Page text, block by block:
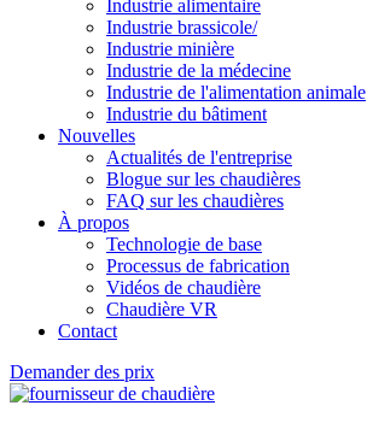
Industrie alimentaire
Industrie brassicole/
Industrie minière
Industrie de la médecine
Industrie de l'alimentation animale
Industrie du bâtiment
Nouvelles
Actualités de l'entreprise
Blogue sur les chaudières
FAQ sur les chaudières
À propos
Technologie de base
Processus de fabrication
Vidéos de chaudière
Chaudière VR
Contact
Demander des prix